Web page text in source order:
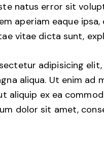
natus error sit
aperiam eaque
vitae dicta sunt,
adipisicing
aliqua. Ut enim ad
aliquip ex ea
dolor sit amet,